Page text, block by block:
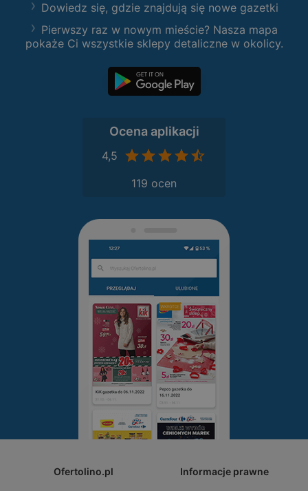
Dowiedz się, gdzie znajdują się nowe gazetki
Pierwszy raz w nowym mieście? Nasza mapa
pokaże Ci wszystkie sklepy detaliczne w okolicy.
Ocena aplikacji
4,5
119 ocen
Ofertolino.pl Informacje prawne